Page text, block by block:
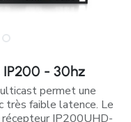
- 30hz
permet une
très faible latence. Le
IP200UHD-